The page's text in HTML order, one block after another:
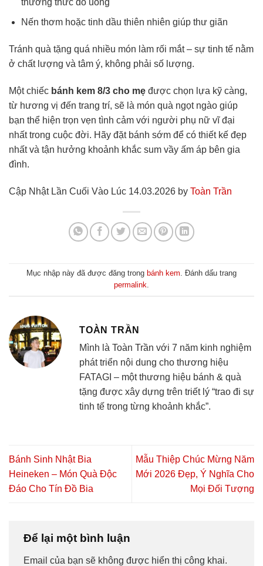
Nến thơm hoặc tinh dầu thiên nhiên giúp thư giãn
Tránh quà tặng quá nhiều món làm rối mắt – sự tinh tế nằm
ở chất lượng và tâm ý, không phải số lượng.
Một chiếc bánh kem 8/3 cho mẹ được chọn lựa kỹ càng,
từ hương vị đến trang trí, sẽ là món quà ngọt ngào giúp
bạn thể hiện trọn vẹn tình cảm với người phụ nữ vĩ đại
nhất trong cuộc đời. Hãy đặt bánh sớm để có thiết kế đẹp
nhất và tận hưởng khoảnh khắc sum vầy ấm áp bên gia
đình.
Cập Nhật Lần Cuối Vào Lúc 14.03.2026 by Toàn Trần
Mục nhập này đã được đăng trong bánh kem. Đánh dấu trang
permalink.
TOÀN TRẦN
Mình là Toàn Trần với 7 năm kinh nghiệm
phát triển nội dung cho thương hiệu
FATAGI – một thương hiệu bánh & quà
tặng được xây dựng trên triết lý “trao đi sự
tinh tế trong từng khoảnh khắc”.
Bánh Sinh Nhật Bia
Heineken – Món Quà Độc
Đáo Cho Tín Đồ Bia
Mẫu Thiệp Chúc Mừng Năm
Mới 2026 Đẹp, Ý Nghĩa Cho
Mọi Đối Tượng
Để lại một bình luận
Email của bạn sẽ không được hiển thị công khai.